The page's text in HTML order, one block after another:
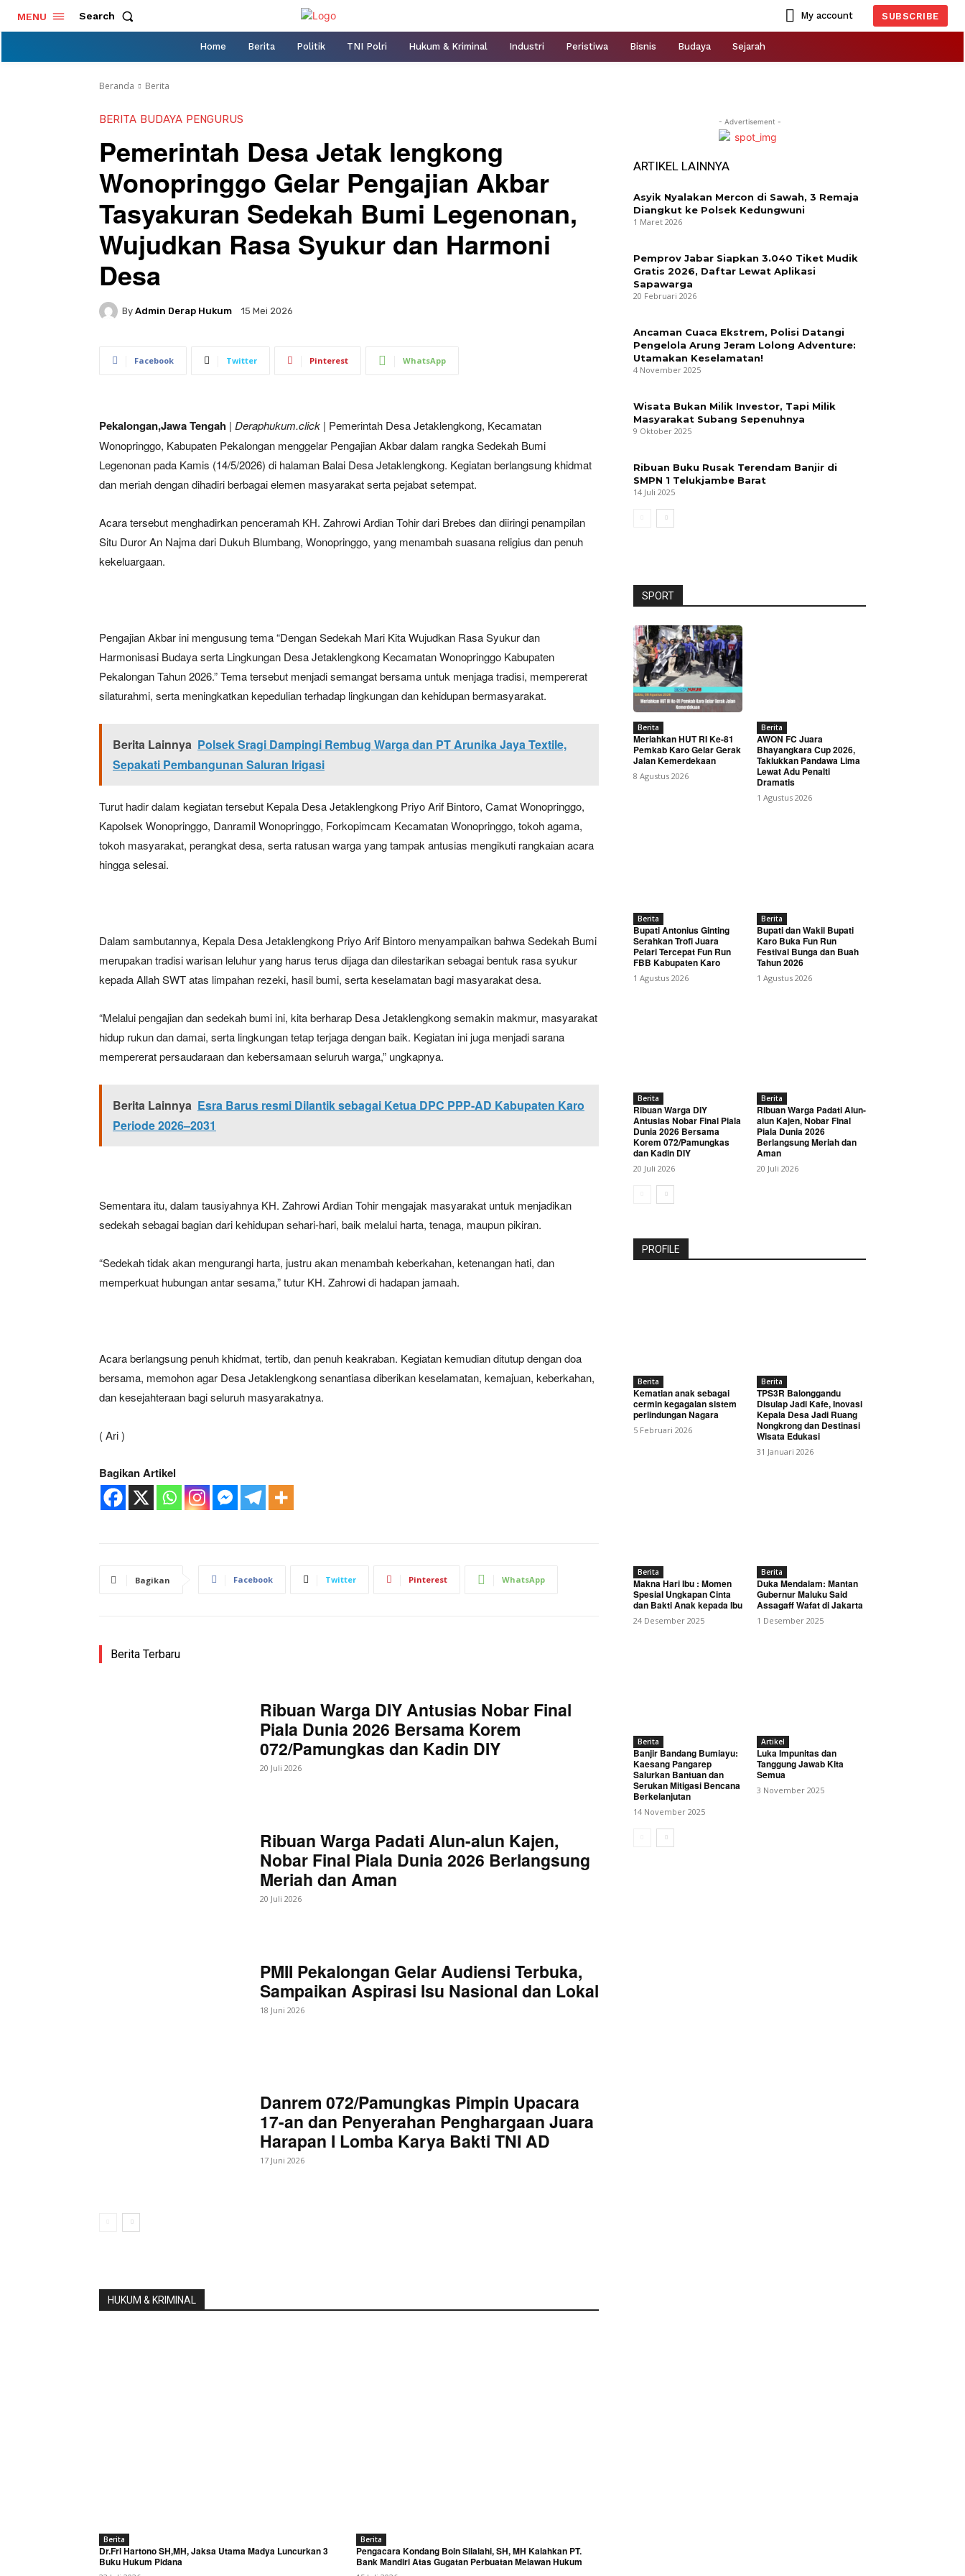
Subscription Plans
Berita Lainnya Polsek Sragi Dampingi Rembug Warga dan PT Arunika Jaya Textile, Sepakati Pembangunan
MENU Search My account SUBSCRIBE
Home Berita Politik TNI Polri Hukum & Kriminal Industri Peristiwa Bisnis Budaya Sejarah
Beranda Berita
BERITA BUDAYA PENGURUS
Pemerintah Desa Jetak lengkong
Wonopringgo Gelar Pengajian Akbar
Tasyakuran Sedekah Bumi Legenonan,
Wujudkan Rasa Syukur dan Harmoni
Desa
By Admin Derap Hukum 15 Mei 2026
Facebook Twitter Pinterest WhatsApp
Pekalongan,Jawa Tengah | Deraphukum.click | Pemerintah Desa Jetaklengkong, Kecamatan
Wonopringgo, Kabupaten Pekalongan menggelar Pengajian Akbar dalam rangka Sedekah Bumi
Legenonan pada Kamis (14/5/2026) di halaman Balai Desa Jetaklengkong. Kegiatan berlangsung khidmat
dan meriah dengan dihadiri berbagai elemen masyarakat serta pejabat setempat.
Acara tersebut menghadirkan penceramah KH. Zahrowi Ardian Tohir dari Brebes dan diiringi penampilan
Situ Duror An Najma dari Dukuh Blumbang, Wonopringgo, yang menambah suasana religius dan penuh
kekeluargaan.
Pengajian Akbar ini mengusung tema “Dengan Sedekah Mari Kita Wujudkan Rasa Syukur dan
Harmonisasi Budaya serta Lingkungan Desa Jetaklengkong Kecamatan Wonopringgo Kabupaten
Pekalongan Tahun 2026.” Tema tersebut menjadi semangat bersama untuk menjaga tradisi, mempererat
silaturahmi, serta meningkatkan kepedulian terhadap lingkungan dan kehidupan bermasyarakat.
Berita Lainnya Polsek Sragi Dampingi Rembug Warga dan PT Arunika Jaya Textile,
Sepakati Pembangunan Saluran Irigasi
Turut hadir dalam kegiatan tersebut Kepala Desa Jetaklengkong Priyo Arif Bintoro, Camat Wonopringgo,
Kapolsek Wonopringgo, Danramil Wonopringgo, Forkopimcam Kecamatan Wonopringgo, tokoh agama,
tokoh masyarakat, perangkat desa, serta ratusan warga yang tampak antusias mengikuti rangkaian acara
hingga selesai.
Dalam sambutannya, Kepala Desa Jetaklengkong Priyo Arif Bintoro menyampaikan bahwa Sedekah Bumi
merupakan tradisi warisan leluhur yang harus terus dijaga dan dilestarikan sebagai bentuk rasa syukur
kepada Allah SWT atas limpahan rezeki, hasil bumi, serta keselamatan bagi masyarakat desa.
“Melalui pengajian dan sedekah bumi ini, kita berharap Desa Jetaklengkong semakin makmur, masyarakat
hidup rukun dan damai, serta lingkungan tetap terjaga dengan baik. Kegiatan ini juga menjadi sarana
mempererat persaudaraan dan kebersamaan seluruh warga,” ungkapnya.
Berita Lainnya Esra Barus resmi Dilantik sebagai Ketua DPC PPP-AD Kabupaten Karo
Periode 2026–2031
Sementara itu, dalam tausiyahnya KH. Zahrowi Ardian Tohir mengajak masyarakat untuk menjadikan
sedekah sebagai bagian dari kehidupan sehari-hari, baik melalui harta, tenaga, maupun pikiran.
“Sedekah tidak akan mengurangi harta, justru akan menambah keberkahan, ketenangan hati, dan
memperkuat hubungan antar sesama,” tutur KH. Zahrowi di hadapan jamaah.
Acara berlangsung penuh khidmat, tertib, dan penuh keakraban. Kegiatan kemudian ditutup dengan doa
bersama, memohon agar Desa Jetaklengkong senantiasa diberikan keselamatan, kemajuan, keberkahan,
dan kesejahteraan bagi seluruh masyarakatnya.
( Ari )
Bagikan Artikel
Bagikan Facebook Twitter Pinterest WhatsApp
Berita Terbaru
Ribuan Warga DIY Antusias Nobar Final
Piala Dunia 2026 Bersama Korem
072/Pamungkas dan Kadin DIY
20 Juli 2026
Ribuan Warga Padati Alun-alun Kajen,
Nobar Final Piala Dunia 2026 Berlangsung
Meriah dan Aman
20 Juli 2026
PMII Pekalongan Gelar Audiensi Terbuka,
Sampaikan Aspirasi Isu Nasional dan Lokal
18 Juni 2026
Danrem 072/Pamungkas Pimpin Upacara
17-an dan Penyerahan Penghargaan Juara
Harapan I Lomba Karya Bakti TNI AD
17 Juni 2026
HUKUM & KRIMINAL
Berita
Dr.Fri Hartono SH,MH, Jaksa Utama Madya Luncurkan 3
Buku Hukum Pidana
Berita
Pengacara Kondang Boin Silalahi, SH, MH Kalahkan PT.
Bank Mandiri Atas Gugatan Perbuatan Melawan Hukum
- Advertisement -
ARTIKEL LAINNYA
Asyik Nyalakan Mercon di Sawah, 3 Remaja
Diangkut ke Polsek Kedungwuni
1 Maret 2026
Pemprov Jabar Siapkan 3.040 Tiket Mudik
Gratis 2026, Daftar Lewat Aplikasi
Sapawarga
20 Februari 2026
Ancaman Cuaca Ekstrem, Polisi Datangi
Pengelola Arung Jeram Lolong Adventure:
Utamakan Keselamatan!
4 November 2025
Wisata Bukan Milik Investor, Tapi Milik
Masyarakat Subang Sepenuhnya
9 Oktober 2025
Ribuan Buku Rusak Terendam Banjir di
SMPN 1 Telukjambe Barat
14 Juli 2025
SPORT
Berita
Meriahkan HUT RI Ke-81
Pemkab Karo Gelar Gerak
Jalan Kemerdekaan
8 Agustus 2026
Berita
AWON FC Juara
Bhayangkara Cup 2026,
Taklukkan Pandawa Lima
Lewat Adu Penalti
Dramatis
1 Agustus 2026
Berita
Bupati Antonius Ginting
Serahkan Trofi Juara
Pelari Tercepat Fun Run
FBB Kabupaten Karo
1 Agustus 2026
Berita
Bupati dan Wakil Bupati
Karo Buka Fun Run
Festival Bunga dan Buah
Tahun 2026
1 Agustus 2026
Berita
Ribuan Warga DIY
Antusias Nobar Final Piala
Dunia 2026 Bersama
Korem 072/Pamungkas
dan Kadin DIY
20 Juli 2026
Berita
Ribuan Warga Padati Alun-
alun Kajen, Nobar Final
Piala Dunia 2026
Berlangsung Meriah dan
Aman
20 Juli 2026
PROFILE
Berita
Kematian anak sebagai
cermin kegagalan sistem
perlindungan Nagara
5 Februari 2026
Berita
TPS3R Balonggandu
Disulap Jadi Kafe, Inovasi
Kepala Desa Jadi Ruang
Nongkrong dan Destinasi
Wisata Edukasi
31 Januari 2026
Berita
Makna Hari Ibu : Momen
Spesial Ungkapan Cinta
dan Bakti Anak kepada Ibu
24 Desember 2025
Berita
Duka Mendalam: Mantan
Gubernur Maluku Said
Assagaff Wafat di Jakarta
1 Desember 2025
Berita
Banjir Bandang Bumiayu:
Kaesang Pangarep
Salurkan Bantuan dan
Serukan Mitigasi Bencana
Berkelanjutan
14 November 2025
Artikel
Luka Impunitas dan
Tanggung Jawab Kita
Semua
3 November 2025